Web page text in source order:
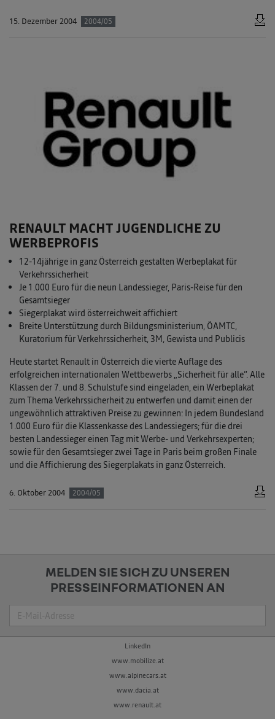
15. Dezember 2004 2004/05
RENAULT MACHT JUGENDLICHE ZU
WERBEPROFIS
12-14jährige in ganz Österreich gestalten Werbeplakat für
Verkehrssicherheit
Je 1.000 Euro für die neun Landessieger, Paris-Reise für den
Gesamtsieger
Siegerplakat wird österreichweit affichiert
Breite Unterstützung durch Bildungsministerium, ÖAMTC,
Kuratorium für Verkehrssicherheit, 3M, Gewista und Publicis
Heute startet Renault in Österreich die vierte Auflage des
erfolgreichen internationalen Wettbewerbs „Sicherheit für alle“. Alle
Klassen der 7. und 8. Schulstufe sind eingeladen, ein Werbeplakat
zum Thema Verkehrssicherheit zu entwerfen und damit einen der
ungewöhnlich attraktiven Preise zu gewinnen: In jedem Bundesland
1.000 Euro für die Klassenkasse des Landessiegers; für die drei
besten Landessieger einen Tag mit Werbe- und Verkehrsexperten;
sowie für den Gesamtsieger zwei Tage in Paris beim großen Finale
und die Affichierung des Siegerplakats in ganz Österreich.
6. Oktober 2004 2004/05
MELDEN SIE SICH ZU UNSEREN
PRESSEINFORMATIONEN AN
Suche
LinkedIn
www.mobilize.at
www.alpinecars.at
www.dacia.at
www.renault.at